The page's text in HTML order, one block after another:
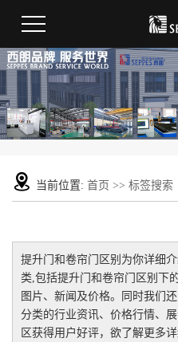
当前位置: 首页 >> 标签搜索
提升门和卷帘门区别 为你详细
类,包括提升门和卷帘门区别
下
图片、新闻及价格。同时我们
分类的行业资讯、价格行情、
区获得用户好评，欲了解更多